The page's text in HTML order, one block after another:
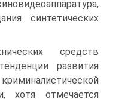
синтетических
средств
развития
хотя отмечается